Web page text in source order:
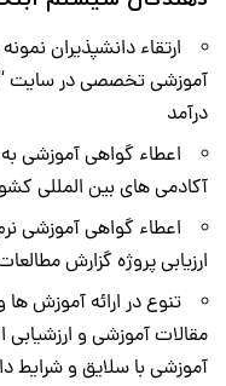
ارتقاء دانشپذیران
آموزشی تخصصی در سایت
درآمد
اعطاء گواهی آموزشی
آکادمی های بین المللی
اعطاء گواهی آموزشی
ارزیابی پروژه گزارش
تنوع در ارائه آموزش
مقالات آموزشی و ارزشیابی
آموزشی با سلایق و شرایط